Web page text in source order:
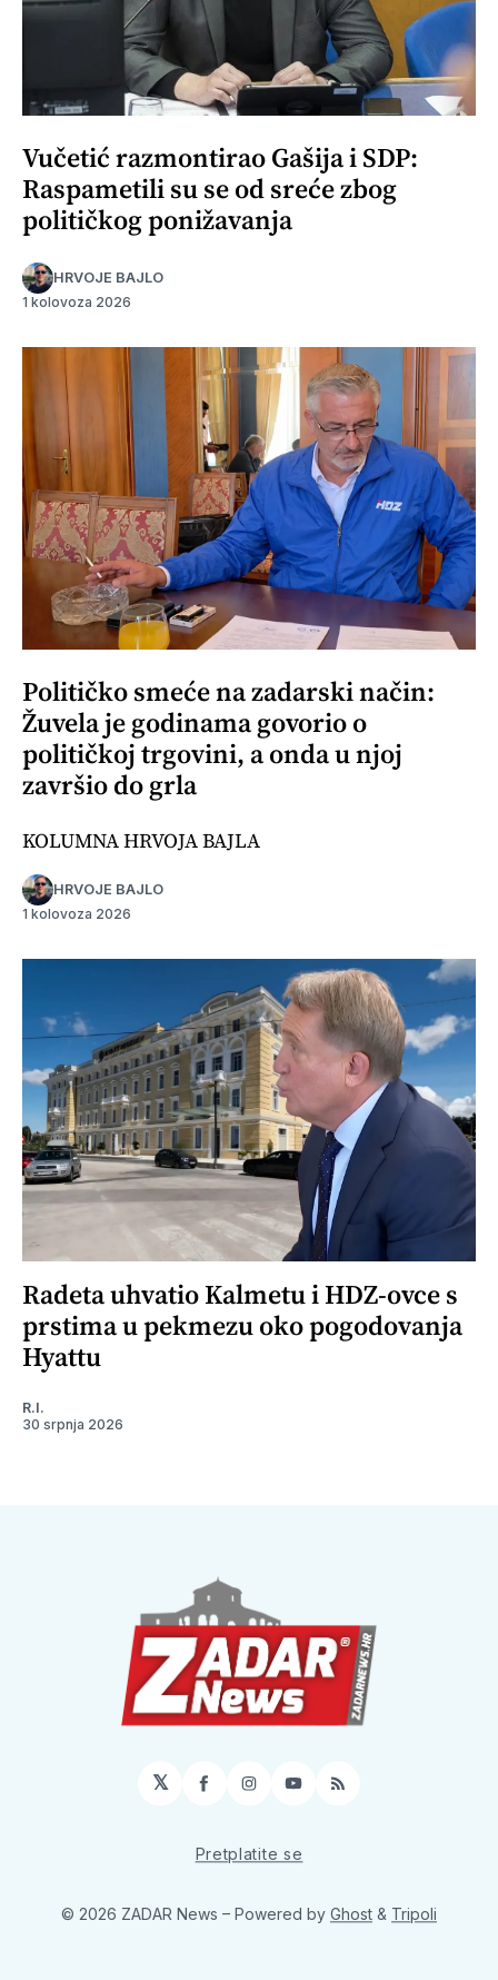
Vučetić razmontirao Gašija i SDP:
Raspametili su se od sreće zbog
političkog ponižavanja
HRVOJE BAJLO
1 kolovoza 2026
Političko smeće na zadarski način:
Žuvela je godinama govorio o
političkoj trgovini, a onda u njoj
završio do grla
KOLUMNA HRVOJA BAJLA
HRVOJE BAJLO
1 kolovoza 2026
Radeta uhvatio Kalmetu i HDZ-ovce s
prstima u pekmezu oko pogodovanja
Hyattu
R.I.
30 srpnja 2026
𝕏 Facebook
Instagram
YouTube
RSS
Pretplatite se
© 2026 ZADAR News – Powered by Ghost & Tripoli